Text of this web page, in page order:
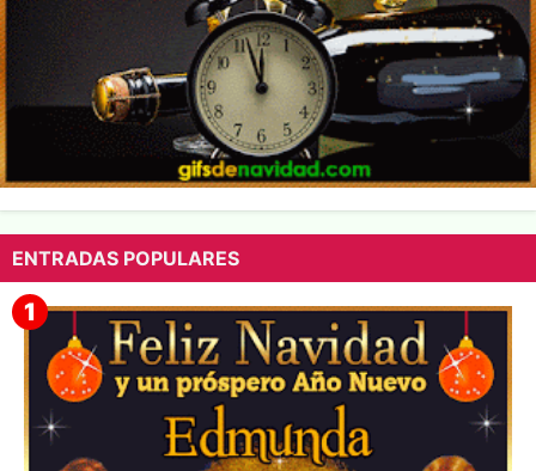
ENTRADAS POPULARES